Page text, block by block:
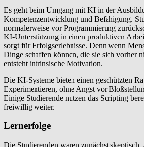
Es geht beim Umgang mit KI in der
Kompetenzentwicklung und Befähigung.
normalerweise vor Programmierung
KI-Unterstützung in einen produktiven
sorgt für Erfolgserlebnisse. Denn wenn
Dinge schaffen können, die sie sich vorher
entsteht intrinsische Motivation.
Die KI-Systeme bieten einen geschützten
Experimentieren, ohne Angst vor
Einige Studierende nutzen das Scripting
freiwillig weiter.
Lernerfolge
Die Studierenden waren zunächst